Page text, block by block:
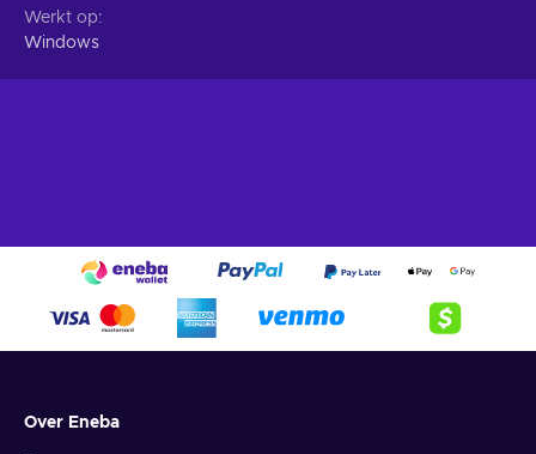
Werkt op
Windows
Over Eneba